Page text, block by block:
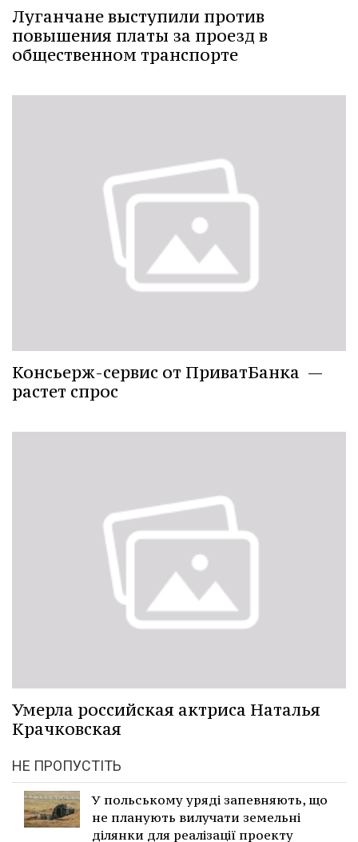
Луганчане выступили против
повышения платы за проезд в
общественном транспорте
Консьерж-сервис от ПриватБанка —
растет спрос
Умерла российская актриса Наталья
Крачковская
НЕ ПРОПУСТІТЬ
У польському уряді запевняють, що
не планують вилучати земельні
ділянки для реалізації проекту